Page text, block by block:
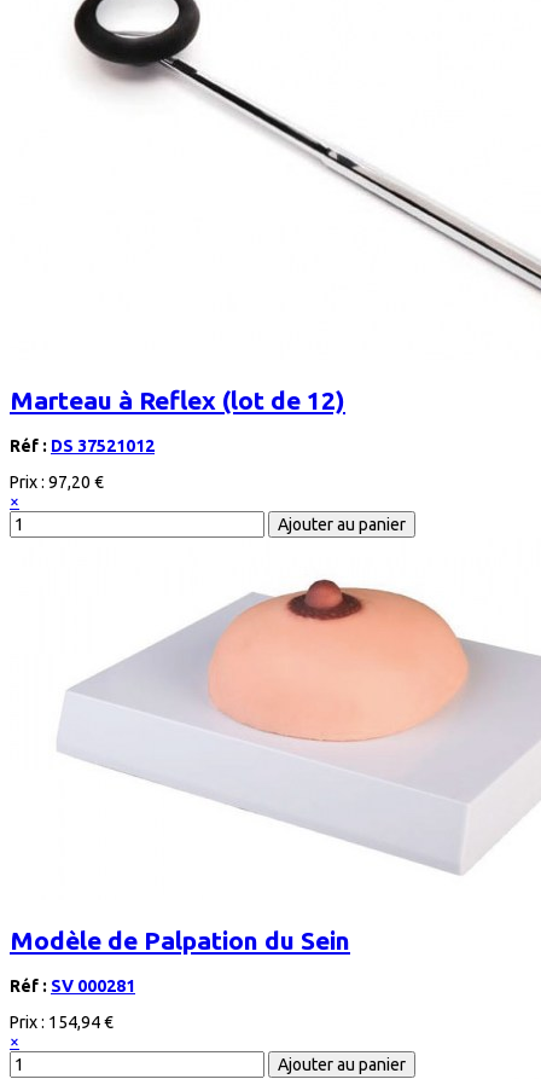
Marteau à Reflex (lot de 12)
Réf : DS 37521012
Prix : 97,20 €
×
Modèle de Palpation du Sein
Réf : SV 000281
Prix : 154,94 €
×